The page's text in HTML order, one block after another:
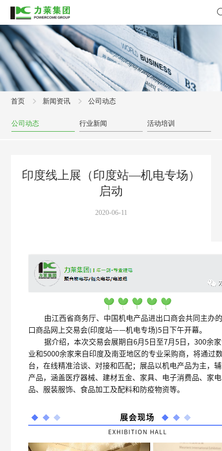
首页 新闻资讯 公司动态
公司动态 行业新闻 活动培训
印度线上展（印度站—机电专场）
启动
2020-06-11